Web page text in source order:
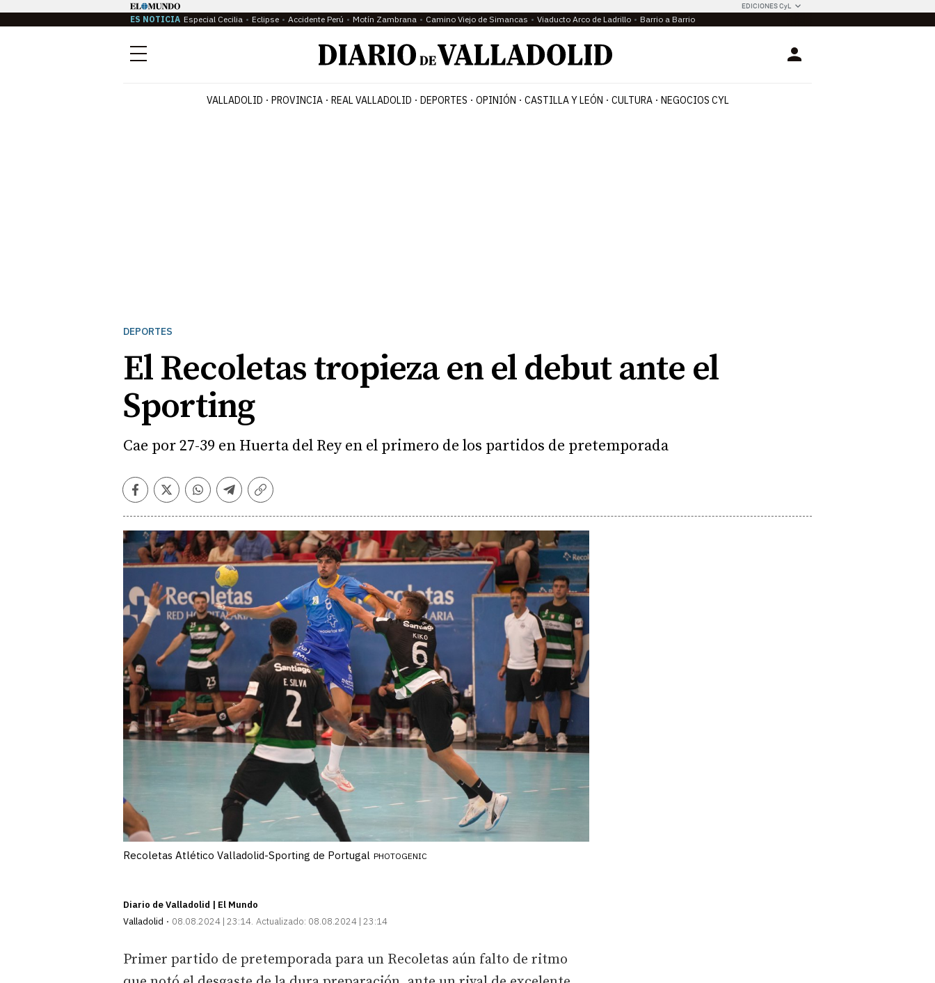
EDICIONES CyL
ES NOTICIA Especial Cecilia Eclipse Accidente Perú Motín Zambrana Camino Viejo de Simancas Viaducto Arco de Ladrillo Barrio a Barrio
Menú Login
VALLADOLID PROVINCIA REAL VALLADOLID DEPORTES OPINIÓN CASTILLA Y LEÓN CULTURA NEGOCIOS CYL
DEPORTES
El Recoletas tropieza en el debut ante el
Sporting
Cae por 27-39 en Huerta del Rey en el primero de los partidos de pretemporada
Facebook
TwitterWhatsapp
Telegram
Copiar
Recoletas Atlético Valladolid-Sporting de Portugal PHOTOGENIC
Diario de Valladolid | El Mundo
Valladolid
08.08.2024 | 23:14 Actualizado: 08.08.2024 | 23:14
Primer partido de pretemporada para un Recoletas aún falto de ritmo